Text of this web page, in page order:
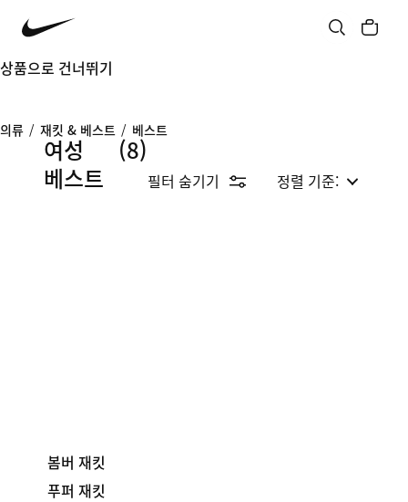
상품으로 건너뛰기
의류 / 재킷 & 베스트 / 베스트
여성
베스트
(8)
필터 숨기기 정렬 기준:
봄버 재킷
푸퍼 재킷